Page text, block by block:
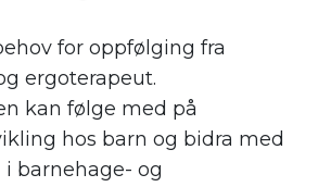
for oppfølging fra
ergoterapeut.
kan følge med på
hos barn og bidra med
barnehage- og